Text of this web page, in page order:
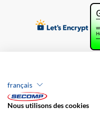
français
Nous utilisons des cookies